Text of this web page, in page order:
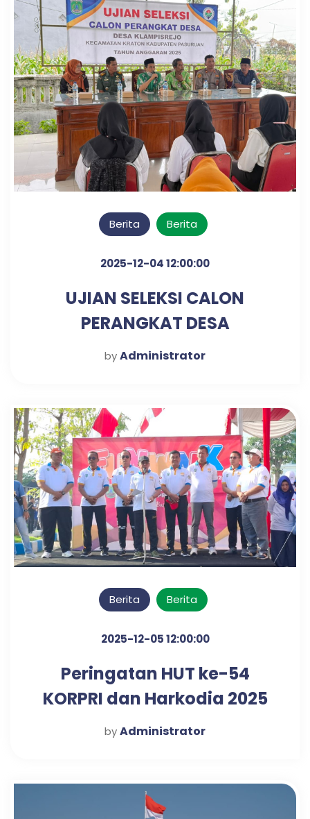
Berita Berita
2025-12-04 12:00:00
UJIAN SELEKSI CALON
PERANGKAT DESA
KLAMPISREJO
byAdministrator
Berita Berita
2025-12-05 12:00:00
Peringatan HUT ke-54
KORPRI dan Harkodia 2025
Kabupaten Pasuruan
byAdministrator